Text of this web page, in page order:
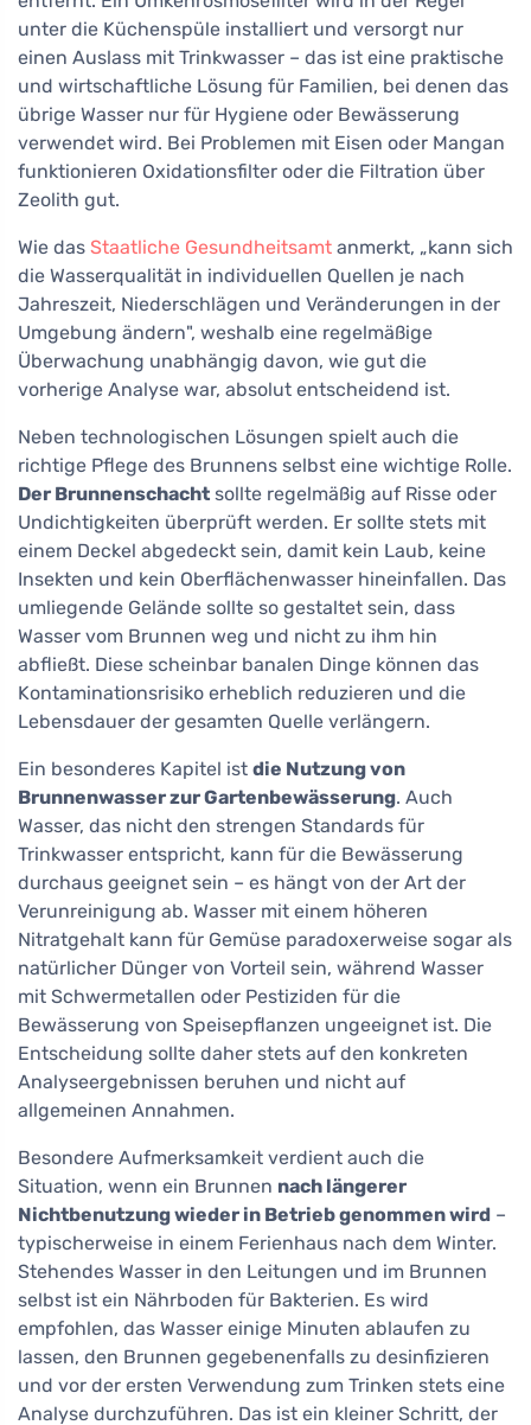
unter die Küchenspüle installiert und versorgt nur
einen Auslass mit Trinkwasser – das ist eine praktische
und wirtschaftliche Lösung für Familien, bei denen das
übrige Wasser nur für Hygiene oder Bewässerung
verwendet wird. Bei Problemen mit Eisen oder Mangan
funktionieren Oxidationsfilter oder die Filtration über
Zeolith gut.
Wie das Staatliche Gesundheitsamt anmerkt, „kann sich
die Wasserqualität in individuellen Quellen je nach
Jahreszeit, Niederschlägen und Veränderungen in der
Umgebung ändern", weshalb eine regelmäßige
Überwachung unabhängig davon, wie gut die
vorherige Analyse war, absolut entscheidend ist.
Neben technologischen Lösungen spielt auch die
richtige Pflege des Brunnens selbst eine wichtige Rolle.
Der Brunnenschacht sollte regelmäßig auf Risse oder
Undichtigkeiten überprüft werden. Er sollte stets mit
einem Deckel abgedeckt sein, damit kein Laub, keine
Insekten und kein Oberflächenwasser hineinfallen. Das
umliegende Gelände sollte so gestaltet sein, dass
Wasser vom Brunnen weg und nicht zu ihm hin
abfließt. Diese scheinbar banalen Dinge können das
Kontaminationsrisiko erheblich reduzieren und die
Lebensdauer der gesamten Quelle verlängern.
Ein besonderes Kapitel ist die Nutzung von
Brunnenwasser zur Gartenbewässerung. Auch
Wasser, das nicht den strengen Standards für
Trinkwasser entspricht, kann für die Bewässerung
durchaus geeignet sein – es hängt von der Art der
Verunreinigung ab. Wasser mit einem höheren
Nitratgehalt kann für Gemüse paradoxerweise sogar als
natürlicher Dünger von Vorteil sein, während Wasser
mit Schwermetallen oder Pestiziden für die
Bewässerung von Speisepflanzen ungeeignet ist. Die
Entscheidung sollte daher stets auf den konkreten
Analyseergebnissen beruhen und nicht auf
allgemeinen Annahmen.
Besondere Aufmerksamkeit verdient auch die
Situation, wenn ein Brunnen nach längerer
Nichtbenutzung wieder in Betrieb genommen wird –
typischerweise in einem Ferienhaus nach dem Winter.
Stehendes Wasser in den Leitungen und im Brunnen
selbst ist ein Nährboden für Bakterien. Es wird
empfohlen, das Wasser einige Minuten ablaufen zu
lassen, den Brunnen gegebenenfalls zu desinfizieren
und vor der ersten Verwendung zum Trinken stets eine
Analyse durchzuführen. Das ist ein kleiner Schritt, der